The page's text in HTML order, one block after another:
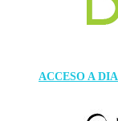
ACCESO A